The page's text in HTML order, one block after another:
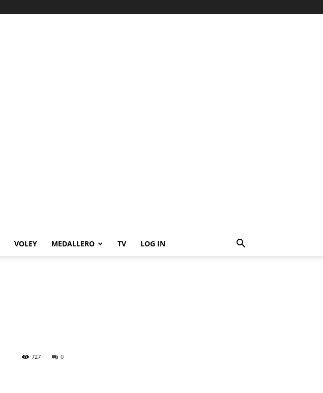
VOLEY MEDALLERO TV LOG IN
0
727